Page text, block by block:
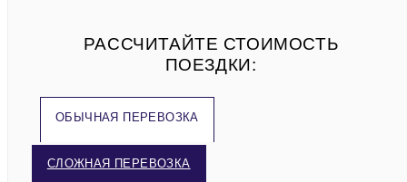
РАССЧИТАЙТЕ СТОИМОСТЬ
ПОЕЗДКИ:
ОБЫЧНАЯ ПЕРЕВОЗКА
СЛОЖНАЯ ПЕРЕВОЗКА